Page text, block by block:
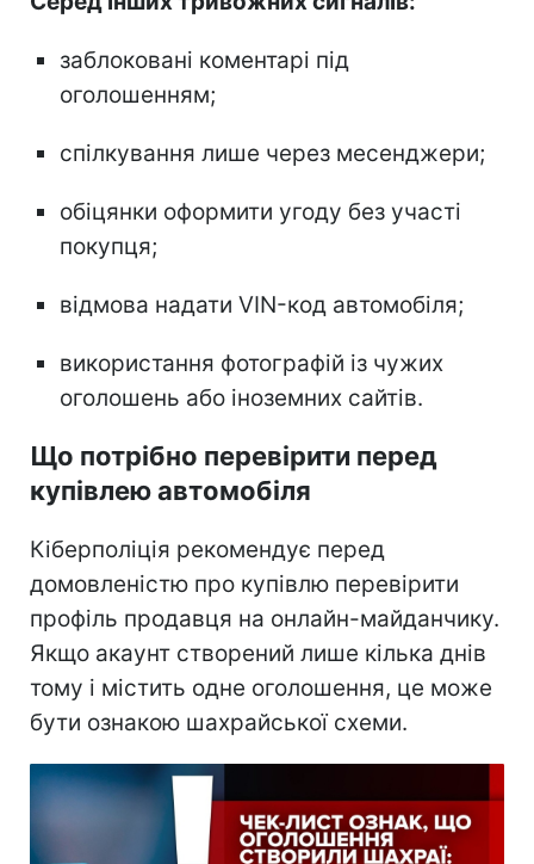
заблоковані коментарі під
оголошенням;
спілкування лише через месенджери;
обіцянки оформити угоду без участі
покупця;
відмова надати VIN-код автомобіля;
використання фотографій із чужих
оголошень або іноземних сайтів.
Що потрібно перевірити перед
купівлею автомобіля
Кіберполіція рекомендує перед
домовленістю про купівлю перевірити
профіль продавця на онлайн-майданчику.
Якщо акаунт створений лише кілька днів
тому і містить одне оголошення, це може
бути ознакою шахрайської схеми.